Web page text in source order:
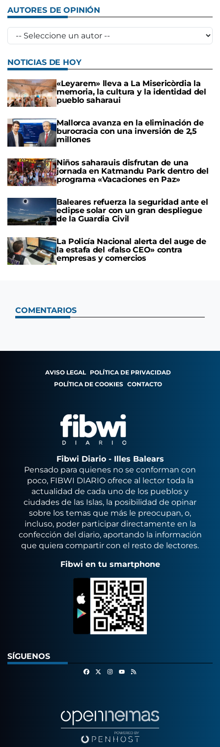
AUTORES DE OPINIÓN
NOTICIAS DE HOY
«Leyarem» lleva a La Misericòrdia la
memoria, la cultura y la identidad del
pueblo saharaui
Mallorca avanza en la eliminación de
burocracia con una inversión de 2,5
millones
Niños saharauis disfrutan de una
jornada en Katmandu Park dentro del
programa «Vacaciones en Paz»
Baleares refuerza la seguridad ante el
eclipse solar con un gran despliegue
de la Guardia Civil
La Policía Nacional alerta del auge de
la estafa del «falso CEO» contra
empresas y comercios
COMENTARIOS
AVISO LEGAL POLÍTICA DE PRIVACIDAD
POLÍTICA DE COOKIES CONTACTO
Fibwi Diario - Illes Balears
Pensado para quienes no se conforman con
poco, FIBWI DIARIO ofrece al lector toda la
actualidad de cada uno de los pueblos y
ciudades de las Islas, la posibilidad de opinar
sobre los temas que más le preocupan, o,
incluso, poder participar directamente en la
confección del diario, aportando la información
que quiera compartir con el resto de lectores.
Fibwi en tu smartphone
SÍGUENOS
FacebookInstagram